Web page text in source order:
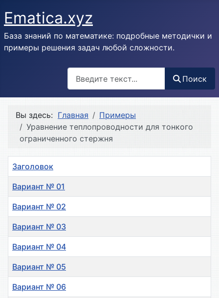
Ematica.xyz
База знаний по математике: подробные методички и
примеры решения задач любой сложности.
Поиск
Вы здесь: Главная
Примеры
Уравнение теплопроводности для тонкого
ограниченного стержня
Заголовок
Вариант № 01
Вариант № 02
Вариант № 03
Вариант № 04
Вариант № 05
Вариант № 06